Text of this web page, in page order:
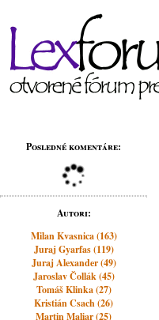
Posledné komentáre:
Autori:
Milan Kvasnica (163)
Juraj Gyarfas (119)
Juraj Alexander (49)
Jaroslav Čollák (45)
Tomáš Klinka (27)
Kristián Csach (26)
Martin Maliar (25)